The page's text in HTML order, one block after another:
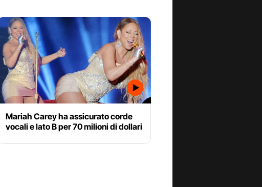
Mariah Carey ha assicurato corde
vocali e lato B per 70 milioni di dollari